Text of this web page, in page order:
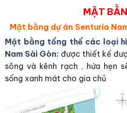
MẶT
Mặt bằng dự án Senturia
Mặt bằng tổng thể các loại
Nam Sài Gòn: được thiết kế
sông và kênh rạch , hứa hẹn
sống xanh mát cho gia chủ